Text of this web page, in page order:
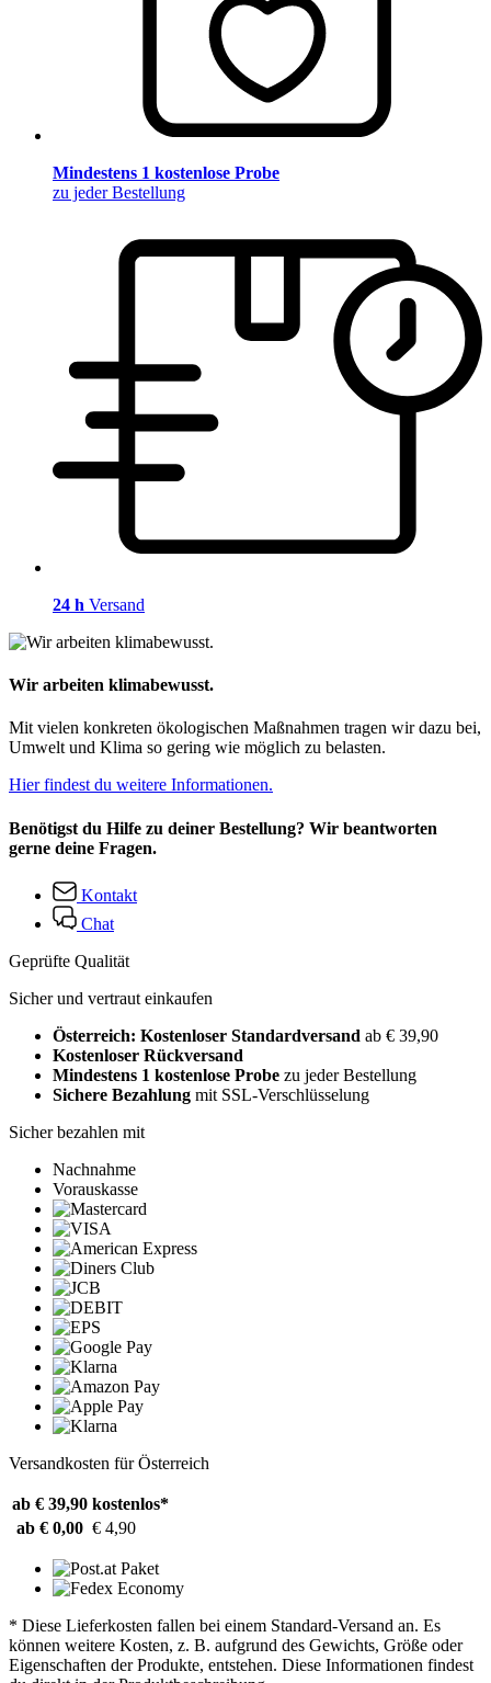
Mindestens 1 kostenlose Probe
zu jeder Bestellung
24 h Versand
Wir arbeiten klimabewusst.
Mit vielen konkreten ökologischen Maßnahmen tragen wir dazu bei,
Umwelt und Klima so gering wie möglich zu belasten.
Hier findest du weitere Informationen.
Benötigst du Hilfe zu deiner Bestellung? Wir beantworten
gerne deine Fragen.
Kontakt
Chat
Geprüfte Qualität
Sicher und vertraut einkaufen
Österreich: Kostenloser Standardversand ab € 39,90
Kostenloser Rückversand
Mindestens 1 kostenlose Probe zu jeder Bestellung
Sichere Bezahlung mit SSL-Verschlüsselung
Sicher bezahlen mit
Nachnahme
Vorauskasse
Versandkosten für Österreich
ab € 39,90 kostenlos*
ab € 0,00 € 4,90
* Diese Lieferkosten fallen bei einem Standard-Versand an. Es
können weitere Kosten, z. B. aufgrund des Gewichts, Größe oder
Eigenschaften der Produkte, entstehen. Diese Informationen findest